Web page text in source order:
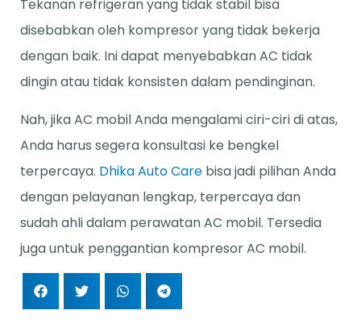
Tekanan refrigeran yang tidak stabil bisa
disebabkan oleh kompresor yang tidak bekerja
dengan baik. Ini dapat menyebabkan AC tidak
dingin atau tidak konsisten dalam pendinginan.
Nah, jika AC mobil Anda mengalami ciri-ciri di atas,
Anda harus segera konsultasi ke bengkel
terpercaya. Dhika Auto Care bisa jadi pilihan Anda
dengan pelayanan lengkap, terpercaya dan
sudah ahli dalam perawatan AC mobil. Tersedia
juga untuk penggantian kompresor AC mobil.